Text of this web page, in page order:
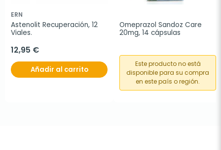
ERN
Astenolit Recuperación, 12
Viales.
12,95 €
Añadir al carrito
Omeprazol Sandoz Care
20mg, 14 cápsulas
Este producto no está
disponible para su compra
en este país o región.